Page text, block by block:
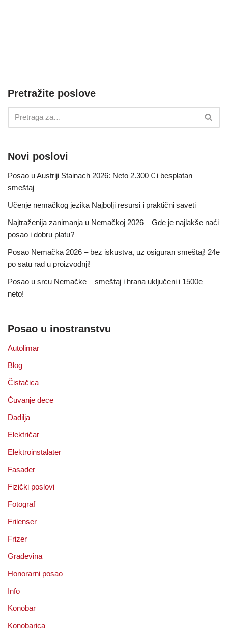
Pretražite poslove
Novi poslovi
Posao u Austriji Stainach 2026: Neto 2.300 € i besplatan
smeštaj
Učenje nemačkog jezika Najbolji resursi i praktični saveti
Najtraženija zanimanja u Nemačkoj 2026 – Gde je najlakše naći
posao i dobru platu?
Posao Nemačka 2026 – bez iskustva, uz osiguran smeštaj! 24e
po satu rad u proizvodnji!
Posao u srcu Nemačke – smeštaj i hrana uključeni i 1500e
neto!
Posao u inostranstvu
Autolimar
Blog
Čistačica
Čuvanje dece
Dadilja
Električar
Elektroinstalater
Fasader
Fizički poslovi
Fotograf
Frilenser
Frizer
Građevina
Honorarni posao
Info
Konobar
Konobarica